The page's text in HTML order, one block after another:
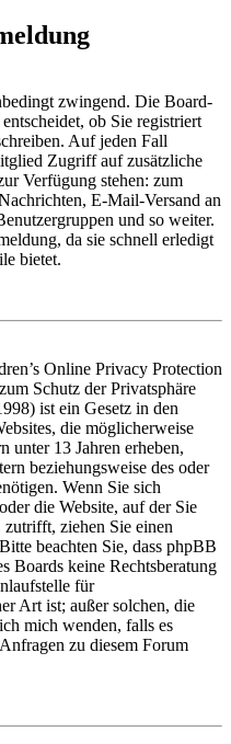
zwingend. Die Board-
ob Sie registriert
Auf jeden Fall
Zugriff auf zusätzliche
Verfügung stehen: zum
E-Mail-Versand an
und so weiter.
da sie schnell erledigt
bietet.
Online Privacy Protection
Schutz der Privatsphäre
ist ein Gesetz in den
die möglicherweise
unter 13 Jahren erheben,
beziehungsweise des oder
Wenn Sie sich
die Website, auf der Sie
zutrifft, ziehen Sie einen
beachten Sie, dass phpBB
Boards keine Rechtsberatung
für
Art ist; außer solchen, die
mich wenden, falls es
zu diesem Forum